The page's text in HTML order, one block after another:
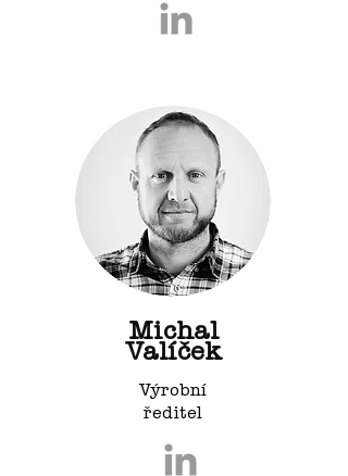
Michal
Valíček
Výrobní
ředitel